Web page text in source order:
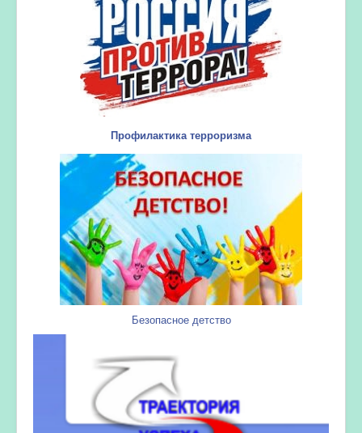
Профилактика терроризма
Безопасное детство